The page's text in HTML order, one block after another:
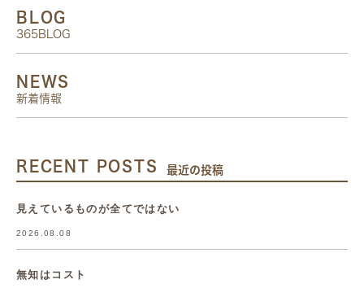
BLOG
365BLOG
NEWS
新着情報
RECENT POSTS 最近の投稿
見えているものが全てではない
2026.08.08
無知はコスト